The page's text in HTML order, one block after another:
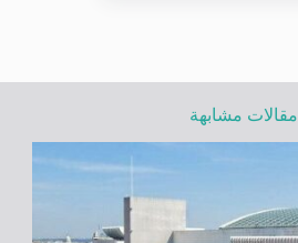
مقالات مشابهة